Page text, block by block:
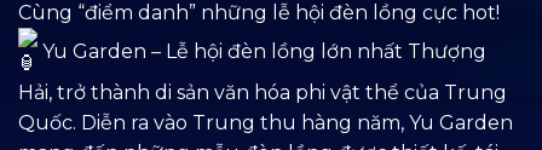
Cùng “điểm danh” những lễ hội đèn lồng cực hot!
Yu Garden – Lễ hội đèn lồng lớn nhất Thượng
Hải, trở thành di sản văn hóa phi vật thể của Trung
Quốc. Diễn ra vào Trung thu hàng năm, Yu Garden